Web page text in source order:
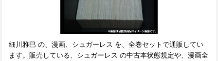
細川雅巳 の、漫画、シュガーレス を、全巻セットで通販してい
ます。販売している、シュガーレス の中古本状態規定や、漫画全